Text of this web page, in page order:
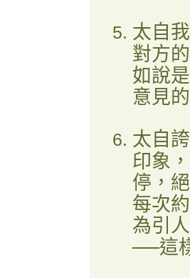
太自
對方
如說
意見
太自
印象
停，
每次
為引
──這